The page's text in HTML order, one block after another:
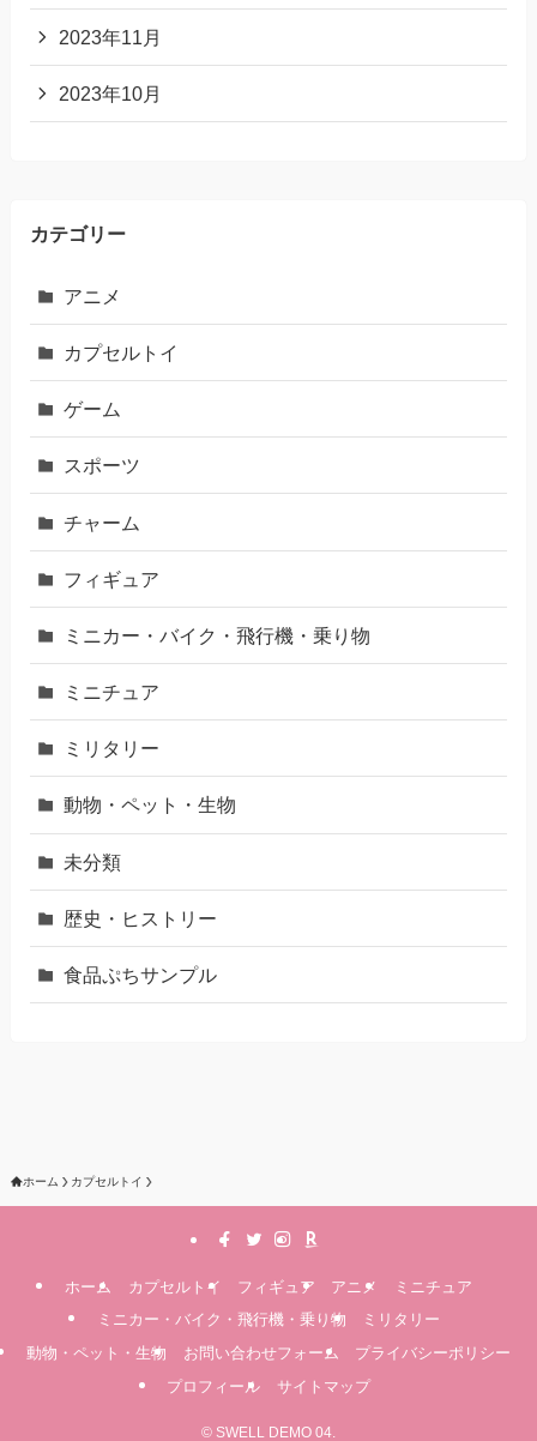
2023年11月
2023年10月
カテゴリー
アニメ
カプセルトイ
ゲーム
スポーツ
チャーム
フィギュア
ミニカー・バイク・飛行機・乗り物
ミニチュア
ミリタリー
動物・ペット・生物
未分類
歴史・ヒストリー
食品ぷちサンプル
ホーム カプセルトイ
ホーム カプセルトイ フィギュア アニメ
ミニチュア
ミニカー・バイク・飛行機・乗り物
ミリタリー
動物・ペット・生物
お問い合わせフォーム
プライバシーポリシー
プロフィール
サイトマップ
© SWELL DEMO 04.